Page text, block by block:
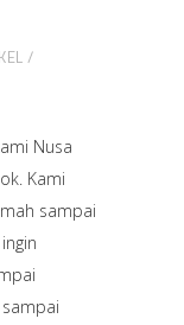
Nusa
Kami
sampai